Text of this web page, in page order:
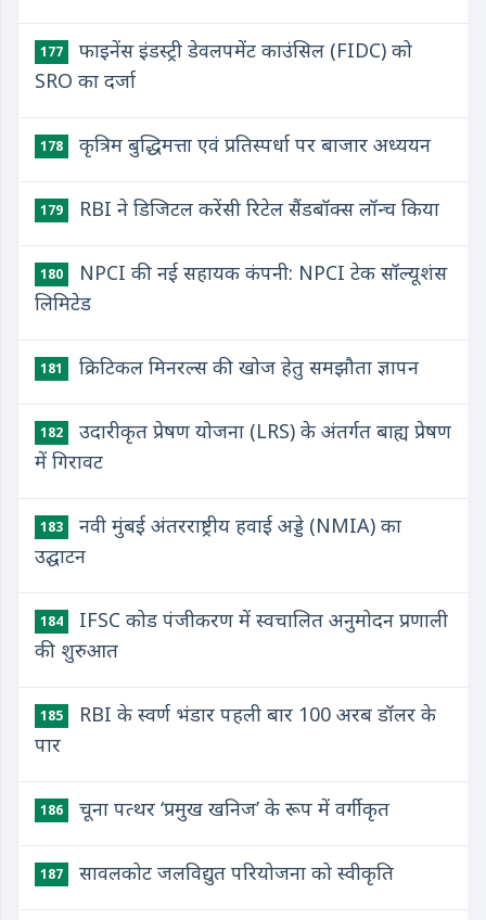
177
फाइनेंस इंडस्ट्री डेवलपमेंट काउंसिल (FIDC) को
SRO का दर्जा
178 कृत्रिम बुद्धिमत्ता एवं प्रतिस्पर्धा पर बाजार अध्ययन
179 RBI ने डिजिटल करेंसी रिटेल सैंडबॉक्स लॉन्च किया
180
NPCI की नई सहायक कंपनी: NPCI टेक सॉल्यूशंस
लिमिटेड
181 क्रिटिकल मिनरल्स की खोज हेतु समझौता ज्ञापन
182
उदारीकृत प्रेषण योजना (LRS) के अंतर्गत बाह्य प्रेषण
में गिरावट
183
नवी मुंबई अंतरराष्ट्रीय हवाई अड्डे (NMIA) का
उद्घाटन
184
IFSC कोड पंजीकरण में स्वचालित अनुमोदन प्रणाली
की शुरुआत
185
RBI के स्वर्ण भंडार पहली बार 100 अरब डॉलर के
पार
186 चूना पत्थर ‘प्रमुख खनिज’ के रूप में वर्गीकृत
187 सावलकोट जलविद्युत परियोजना को स्वीकृति